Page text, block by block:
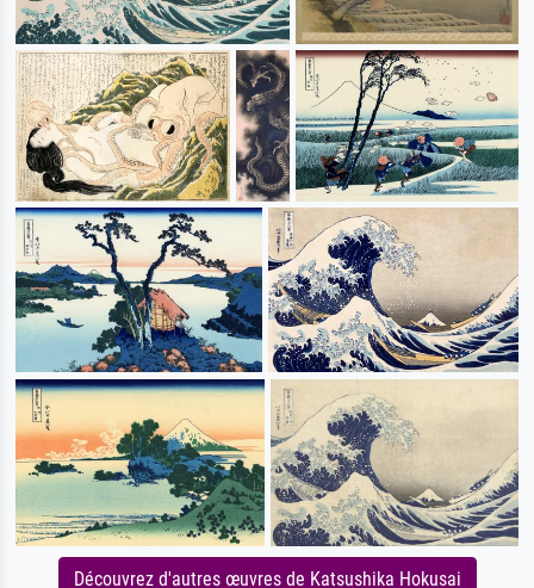
Découvrez d'autres œuvres de Katsushika Hokusai